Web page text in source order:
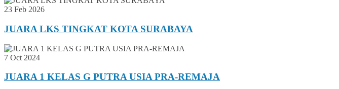
23 Feb 2026
JUARA LKS TINGKAT KOTA SURABAYA
7 Oct 2024
JUARA 1 KELAS G PUTRA USIA PRA-REMAJA